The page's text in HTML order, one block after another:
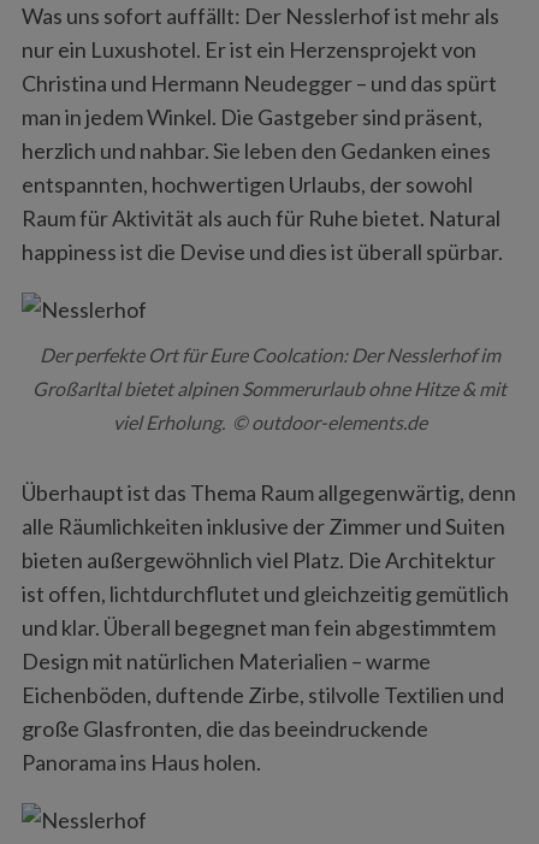
Was uns sofort auffällt: Der Nesslerhof ist mehr als
nur ein Luxushotel. Er ist ein Herzensprojekt von
Christina und Hermann Neudegger – und das spürt
man in jedem Winkel. Die Gastgeber sind präsent,
herzlich und nahbar. Sie leben den Gedanken eines
entspannten, hochwertigen Urlaubs, der sowohl
Raum für Aktivität als auch für Ruhe bietet. Natural
happiness ist die Devise und dies ist überall spürbar.
Der perfekte Ort für Eure Coolcation: Der Nesslerhof im
Großarltal bietet alpinen Sommerurlaub ohne Hitze & mit
viel Erholung. © outdoor-elements.de
Überhaupt ist das Thema Raum allgegenwärtig, denn
alle Räumlichkeiten inklusive der Zimmer und Suiten
bieten außergewöhnlich viel Platz. Die Architektur
ist offen, lichtdurchflutet und gleichzeitig gemütlich
und klar. Überall begegnet man fein abgestimmtem
Design mit natürlichen Materialien – warme
Eichenböden, duftende Zirbe, stilvolle Textilien und
große Glasfronten, die das beeindruckende
Panorama ins Haus holen.